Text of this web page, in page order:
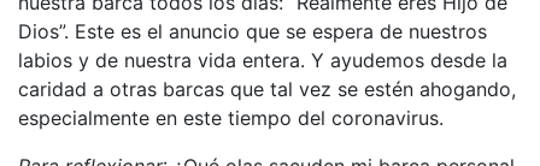
Dios”. Este es el anuncio que se espera de nuestros
labios y de nuestra vida entera. Y ayudemos desde la
caridad a otras barcas que tal vez se estén ahogando,
especialmente en este tiempo del coronavirus.